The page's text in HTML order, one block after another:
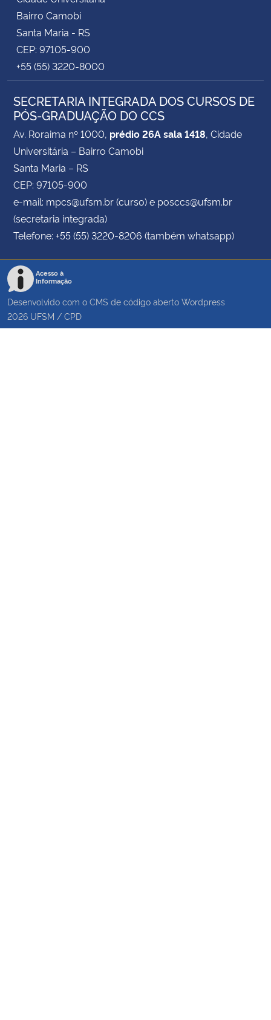
Bairro Camobi
Santa Maria - RS
CEP: 97105-900
+55 (55) 3220-8000
SECRETARIA INTEGRADA DOS CURSOS DE
PÓS-GRADUAÇÃO DO CCS
Av. Roraima nº 1000, prédio 26A sala 1418, Cidade
Universitária – Bairro Camobi
Santa Maria – RS
CEP: 97105-900
e-mail: mpcs@ufsm.br (curso) e posccs@ufsm.br
(secretaria integrada)
Telefone: +55 (55) 3220-8206 (também whatsapp)
Acesso à
Informação
Desenvolvido com o CMS de código aberto Wordpress
2026 UFSM / CPD